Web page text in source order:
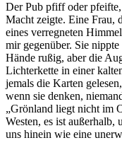
Der Pub pfiff oder
Macht zeigte. Eine Frau,
eines verregneten
mir gegenüber. Sie
Hände rußig, aber die
Lichterkette in einer
jemals die Karten
wenn sie denken,
„Grönland liegt nicht im
Westen, es ist außerhalb,
uns hinein wie eine